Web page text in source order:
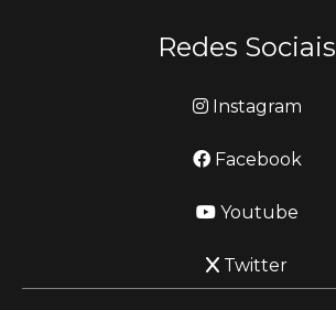
Redes Sociais
Instagram
Facebook
Youtube
Twitter